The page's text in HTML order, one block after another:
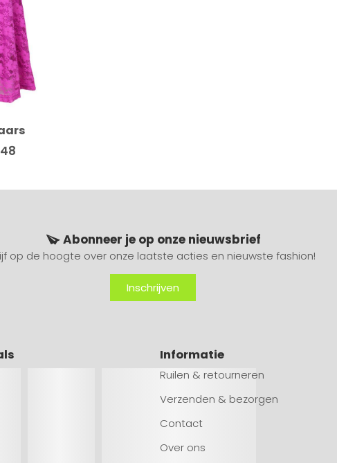
Abonneer je op onze nieuwsbrief
op de hoogte over onze laatste acties en nieuwste fashion!
Inschrijven
Informatie
Ruilen & retourneren
Verzenden & bezorgen
Contact
Over ons